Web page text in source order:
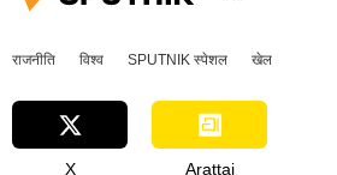
Sputnik मान्यता
राजनीति विश्व SPUTNIK स्पेशल खेल